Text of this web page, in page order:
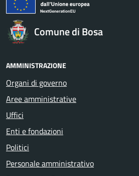
Comune di Bosa
AMMINISTRAZIONE
Organi di governo
Aree amministrative
Uffici
Enti e fondazioni
Politici
Personale amministrativo